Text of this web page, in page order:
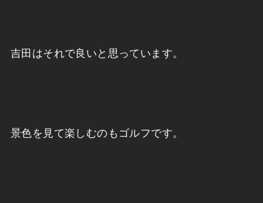
吉田はそれで良いと思っています。
景色を見て楽しむのもゴルフです。